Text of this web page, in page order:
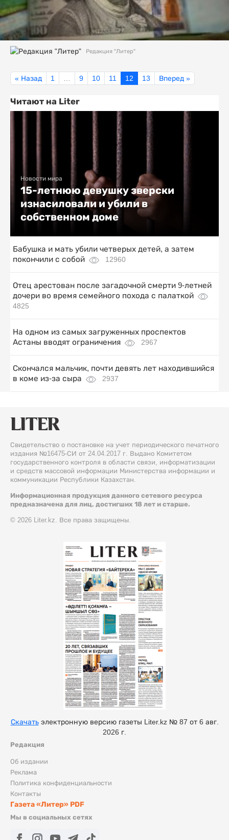
Редакция "Литер"
« Назад 1 … 9 10 11 12 13 Вперед »
Читают на Liter
Новости мира
15-летнюю девушку зверски
изнасиловали и убили в
собственном доме
Бабушка и мать убили четверых детей, а затем
покончили с собой
12960
Отец арестован после загадочной смерти 9-летней
дочери во время семейного похода с палаткой
4825
На одном из самых загруженных проспектов
Астаны вводят ограничения
2967
Скончался мальчик, почти девять лет находившийся
в коме из-за сыра
2937
Свидетельство о постановке на учет периодического печатного
издания №16475-СИ от 24.04.2017 г. Выдано Комитетом
государственного контроля в области связи, информатизации
и средств массовой информации Министерства информации и
коммуникации Республики Казахстан.
Информационная продукция данного сетевого ресурса
предназначена для лиц, достигших 18 лет и старше.
© 2026 Liter.kz. Все права защищены.
Редакция
Об издании
Реклама
Политика конфиденциальности
Контакты
Газета «Литер» PDF
Мы в социальных сетях
Скачатьэлектронную версию газеты Liter.kz № 87 от 6 авг.
2026 г.